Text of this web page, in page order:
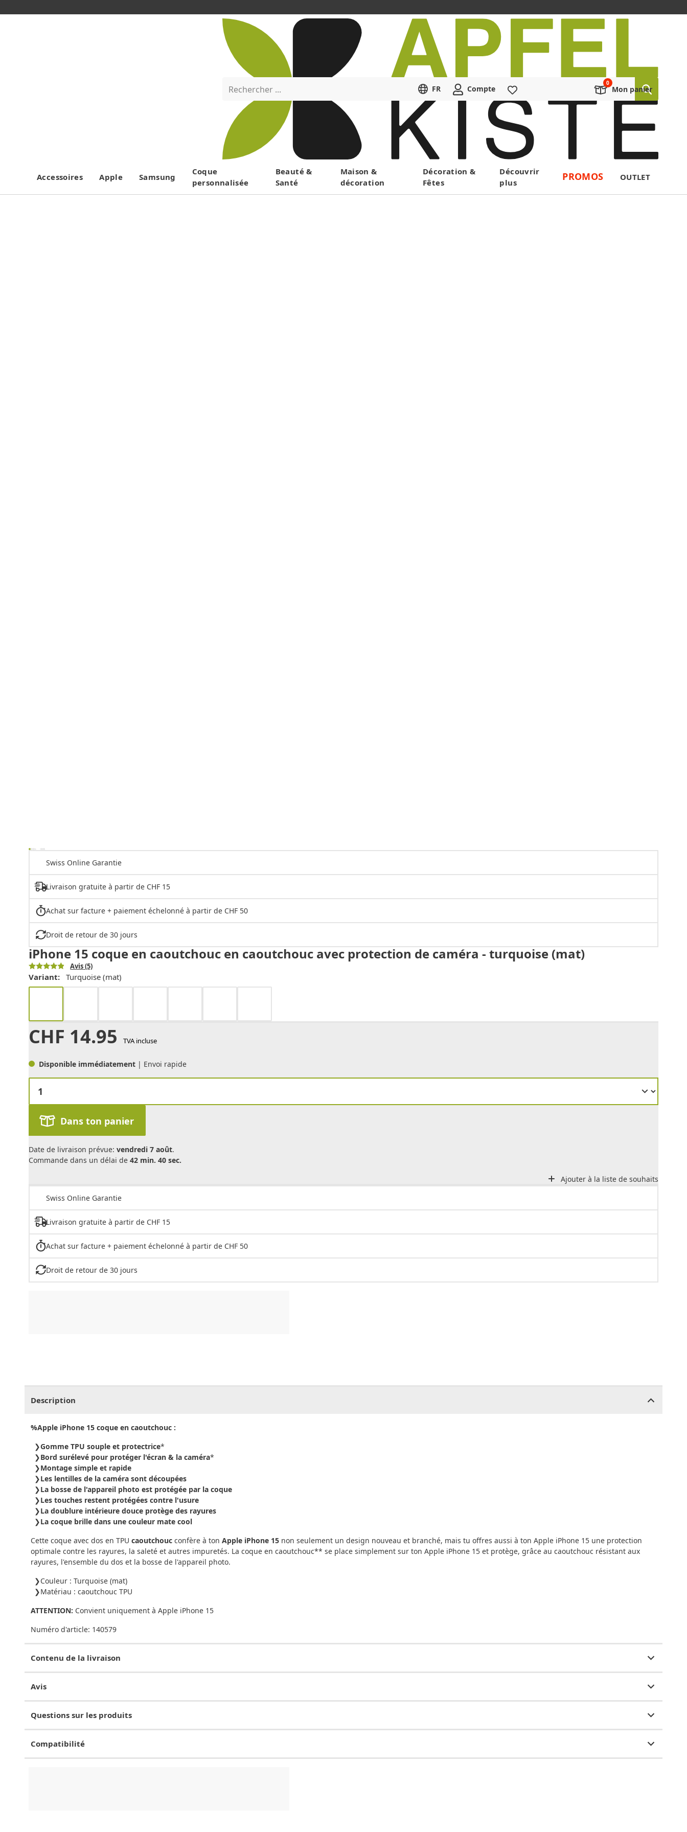
Menu
Rechercher ... FR Compte Mon panier
Accessoires Apple Samsung
Coque
personnalisée
Beauté &
Santé
Maison &
décoration
Décoration &
Fêtes
Découvrir
plus
PROMOS OUTLET
Swiss Online Garantie
Livraison gratuite à partir de CHF 15
Achat sur facture + paiement échelonné à partir de CHF 50
Droit de retour de 30 jours
iPhone 15 coque en caoutchouc en caoutchouc avec protection de caméra - turquoise (mat)
Avis(5)
Variant: Turquoise (mat)
CHF 14.95 TVA incluse
Disponible immédiatement | Envoi rapide
Dans ton panier
Date de livraison prévue: vendredi 7 août.
Commande dans un délai de 42 min. 40 sec.
Ajouter à la liste de souhaits
Swiss Online Garantie
Livraison gratuite à partir de CHF 15
Achat sur facture + paiement échelonné à partir de CHF 50
Droit de retour de 30 jours
Description
%Apple iPhone 15 coque en caoutchouc :
Gomme TPU souple et protectrice*
Bord surélevé pour protéger l'écran & la caméra*
Montage simple et rapide
Les lentilles de la caméra sont découpées
La bosse de l'appareil photo est protégée par la coque
Les touches restent protégées contre l'usure
La doublure intérieure douce protège des rayures
La coque brille dans une couleur mate cool
Cette coque avec dos en TPU caoutchouc confère à ton Apple iPhone 15 non seulement un design nouveau et branché, mais tu offres aussi à ton Apple iPhone 15 une protection
optimale contre les rayures, la saleté et autres impuretés. La coque en caoutchouc** se place simplement sur ton Apple iPhone 15 et protège, grâce au caoutchouc résistant aux
rayures, l'ensemble du dos et la bosse de l'appareil photo.
Couleur : Turquoise (mat)
Matériau : caoutchouc TPU
ATTENTION: Convient uniquement à Apple iPhone 15
Numéro d'article: 140579
Contenu de la livraison
Avis
Questions sur les produits
Compatibilité